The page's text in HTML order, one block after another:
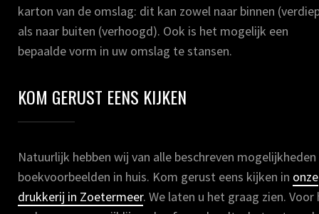
karton van de omslag: dit kan zowel naar binnen
als naar buiten (verhoogd). Ook is het mogelijk een
bepaalde vorm in uw omslag te stansen.
KOM GERUST EENS KIJKEN
Natuurlijk hebben wij van alle beschreven mogelijkheden
boekvoorbeelden in huis. Kom gerust eens kijken in onze
drukkerij in Zoetermeer. We laten u het graag zien. Voor